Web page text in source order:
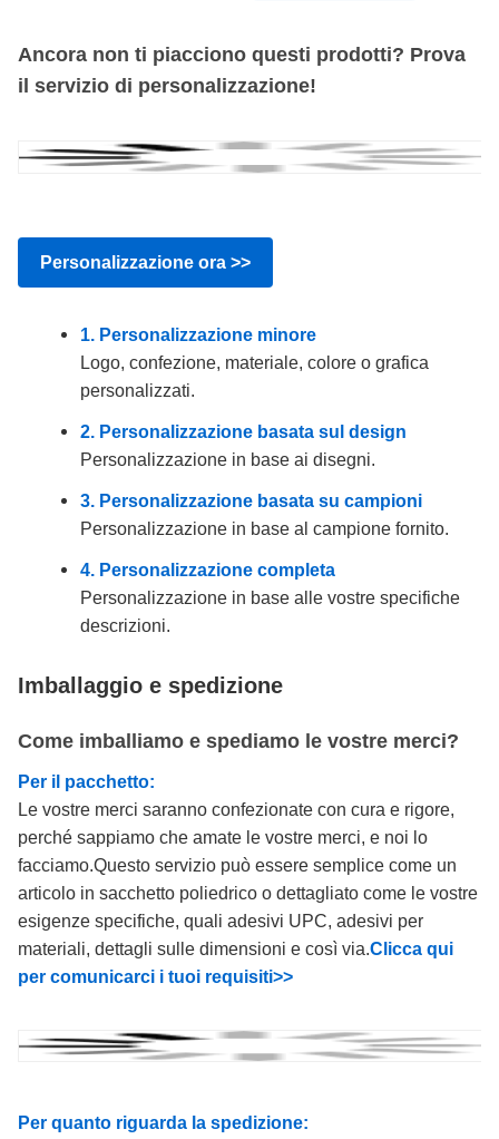
Ancora non ti piacciono questi prodotti? Prova
il servizio di personalizzazione!
Personalizzazione ora >>
1. Personalizzazione minore
Logo, confezione, materiale, colore o grafica
personalizzati.
2. Personalizzazione basata sul design
Personalizzazione in base ai disegni.
3. Personalizzazione basata su campioni
Personalizzazione in base al campione fornito.
4. Personalizzazione completa
Personalizzazione in base alle vostre specifiche
descrizioni.
Imballaggio e spedizione
Come imballiamo e spediamo le vostre merci?
Per il pacchetto:
Le vostre merci saranno confezionate con cura e rigore,
perché sappiamo che amate le vostre merci, e noi lo
facciamo.Questo servizio può essere semplice come un
articolo in sacchetto poliedrico o dettagliato come le vostre
esigenze specifiche, quali adesivi UPC, adesivi per
materiali, dettagli sulle dimensioni e così via. Clicca qui
per comunicarci i tuoi requisiti>>
Per quanto riguarda la spedizione: